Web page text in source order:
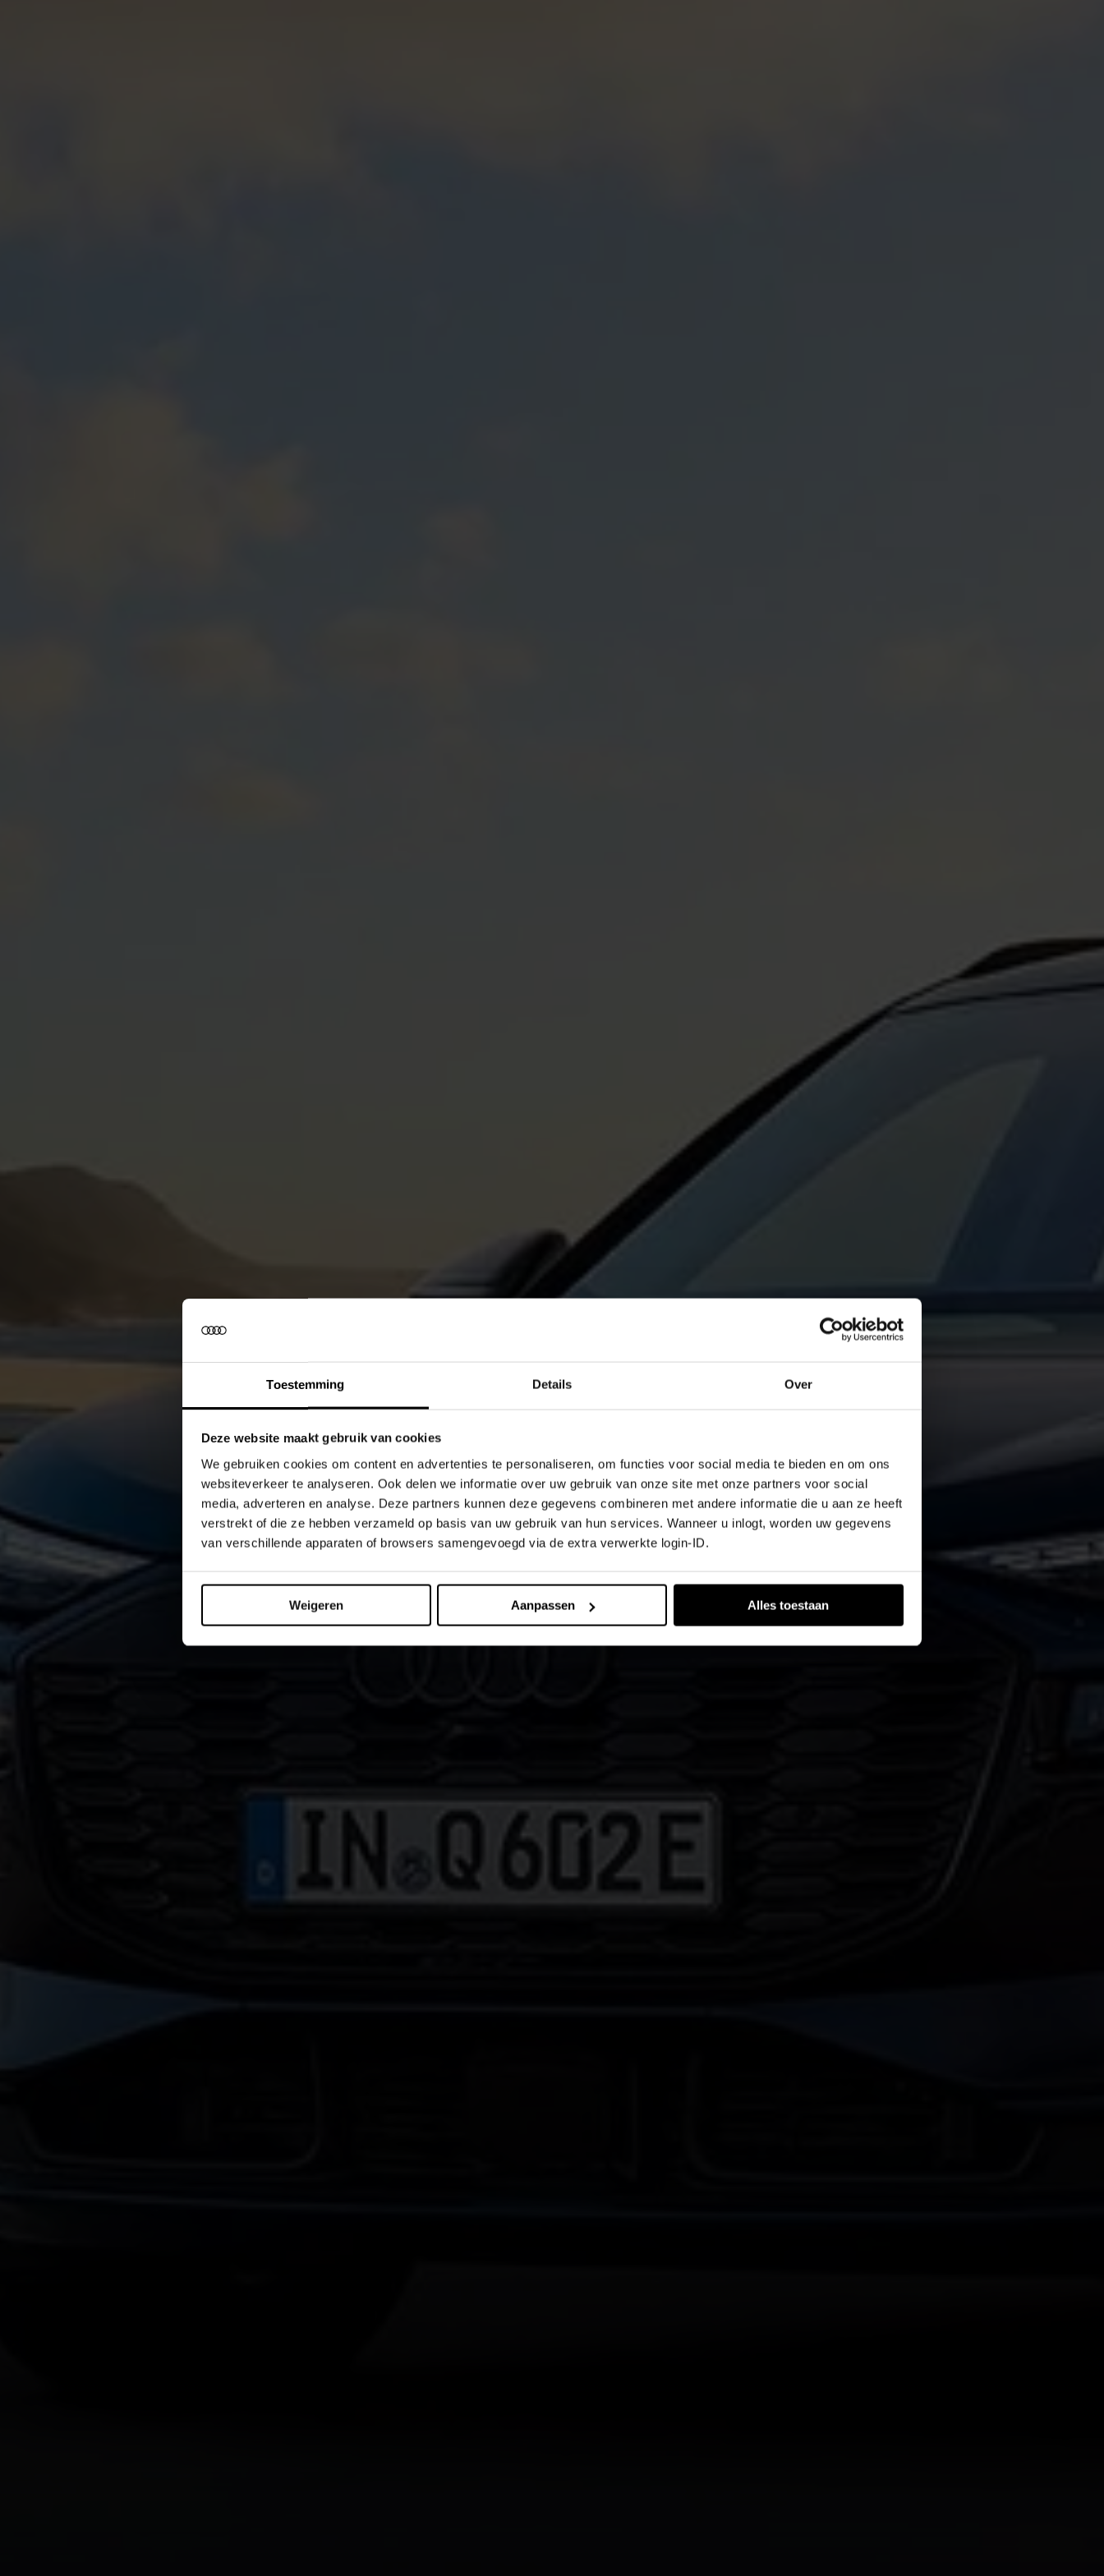
Toestemming Details Over
Deze website maakt gebruik van cookies
We gebruiken cookies om content en advertenties te personaliseren, om functies voor social media te bieden en om ons
websiteverkeer te analyseren. Ook delen we informatie over uw gebruik van onze site met onze partners voor social
media, adverteren en analyse. Deze partners kunnen deze gegevens combineren met andere informatie die u aan ze heeft
verstrekt of die ze hebben verzameld op basis van uw gebruik van hun services. Wanneer u inlogt, worden uw gegevens
van verschillende apparaten of browsers samengevoegd via de extra verwerkte login-ID.
Weigeren Aanpassen Alles toestaan